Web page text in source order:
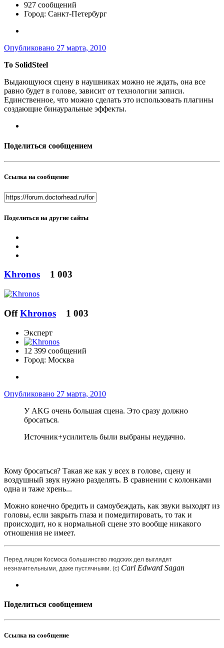
927 сообщений
Город: Санкт-Петербург
Опубликовано 27 марта, 2010
To SolidSteel
Выдающуюся сцену в наушниках можно не ждать, она все
равно будет в голове, зависит от технологии записи.
Единственное, что можно сделать это использовать плагины
создающие бинауральные эффекты.
Поделиться сообщением
Ссылка на сообщение
Поделиться на другие сайты
Khronos 1 003
Off Khronos 1 003
Эксперт
12 399 сообщений
Город: Москва
Опубликовано 27 марта, 2010
У AKG очень большая сцена. Это сразу должно
бросаться.
Источник+усилитель были выбраны неудачно.
Кому бросаться? Такая же как у всех в голове, сцену и
воздушный звук нужно разделять. В сравнении с колонками
одна и таже хрень...
Можно конечно бредить и самоубеждать, как звуки выходят из
головы, если закрыть глаза и помедитировать, то так и
происходит, но к нормальной сцене это вообще никакого
отношения не имеет.
Перед лицом Космоса большинство людских дел выглядят
незначительными, даже пустячными. (с) Carl Edward Sagan
Поделиться сообщением
Ссылка на сообщение